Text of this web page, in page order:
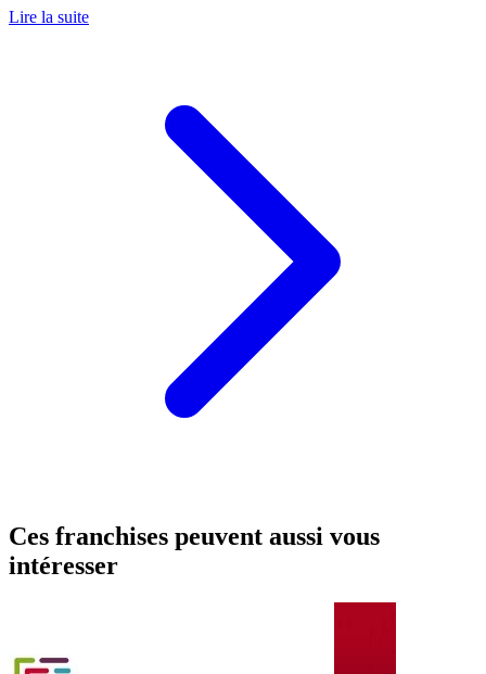
Lire la suite
Ces franchises peuvent aussi vous
intéresser